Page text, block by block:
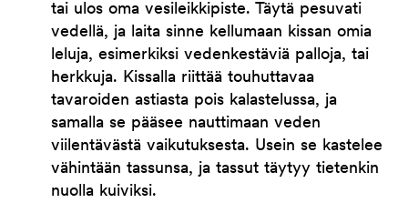
tai ulos oma vesileikkipiste. Täytä pesuvati
vedellä, ja laita sinne kellumaan kissan omia
leluja, esimerkiksi vedenkestäviä palloja, tai
herkkuja. Kissalla riittää touhuttavaa
tavaroiden astiasta pois kalastelussa, ja
samalla se pääsee nauttimaan veden
viilentävästä vaikutuksesta. Usein se kastelee
vähintään tassunsa, ja tassut täytyy tietenkin
nuolla kuiviksi.